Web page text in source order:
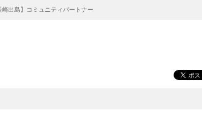
崎出島】コミュニティパートナー